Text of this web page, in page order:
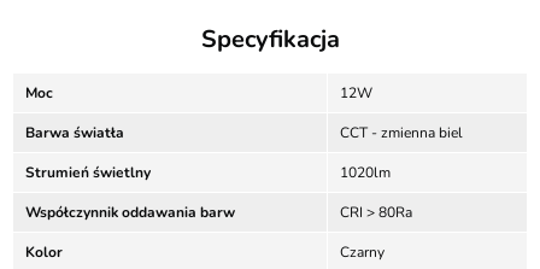
Specyfikacja
Moc 12W
Barwa światła CCT - zmienna biel
Strumień świetlny 1020lm
Współczynnik oddawania barw CRI > 80Ra
Kolor Czarny